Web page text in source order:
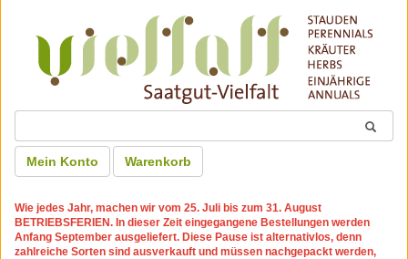
Mein Konto Warenkorb
Wie jedes Jahr, machen wir vom 25. Juli bis zum 31. August
BETRIEBSFERIEN. In dieser Zeit eingegangene Bestellungen werden
Anfang September ausgeliefert. Diese Pause ist alternativlos, denn
zahlreiche Sorten sind ausverkauft und müssen nachgepackt werden,